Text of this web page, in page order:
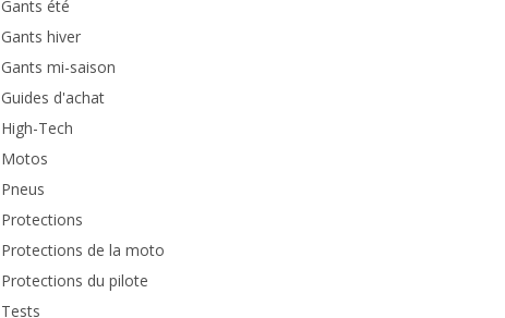
Gants été
Gants hiver
Gants mi-saison
Guides d'achat
High-Tech
Motos
Pneus
Protections
Protections de la moto
Protections du pilote
Tests